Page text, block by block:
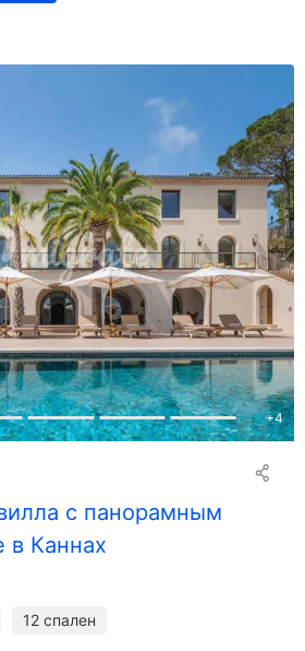
+4
с панорамным
в Каннах
12 спален